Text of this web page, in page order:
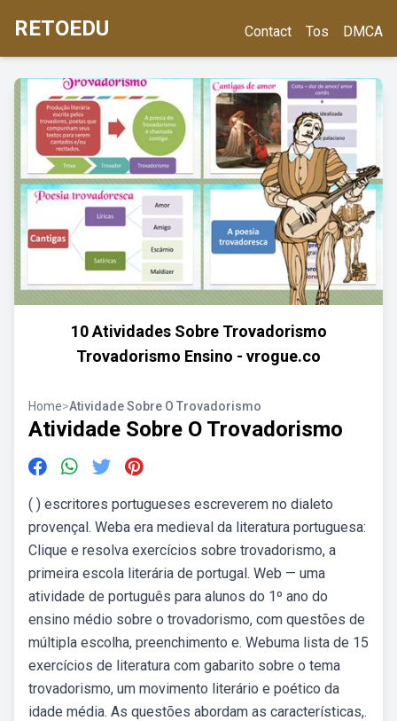
RETOEDU Contact Tos DMCA
10 Atividades Sobre Trovadorismo
Trovadorismo Ensino - vrogue.co
Home>Atividade Sobre O Trovadorismo
Atividade Sobre O Trovadorismo
( ) escritores portugueses escreverem no dialeto
provençal. Weba era medieval da literatura portuguesa:
Clique e resolva exercícios sobre trovadorismo, a
primeira escola literária de portugal. Web — uma
atividade de português para alunos do 1º ano do
ensino médio sobre o trovadorismo, com questões de
múltipla escolha, preenchimento e. Webuma lista de 15
exercícios de literatura com gabarito sobre o tema
trovadorismo, um movimento literário e poético da
idade média. As questões abordam as características,.